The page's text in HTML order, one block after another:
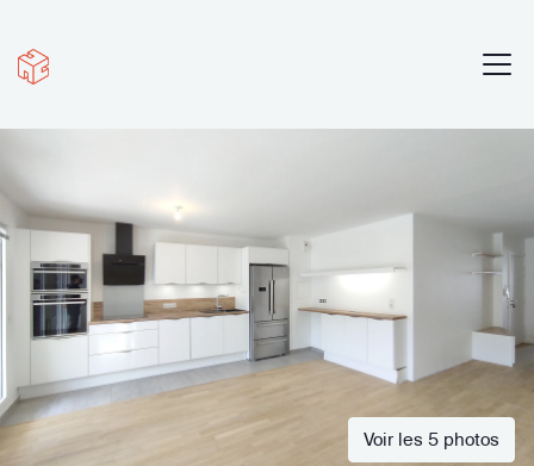
Voir les 5 photos